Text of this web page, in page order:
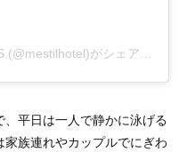
平日は一人で静かに泳げる
族連れやカップルでにぎわ